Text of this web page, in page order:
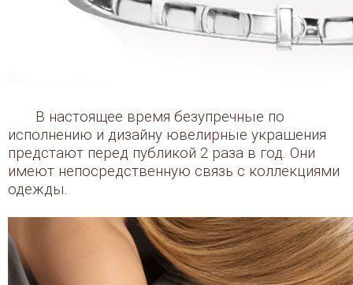
В настоящее время безупречные по
исполнению и дизайну ювелирные украшения
предстают перед публикой 2 раза в год. Они
имеют непосредственную связь с коллекциями
одежды.